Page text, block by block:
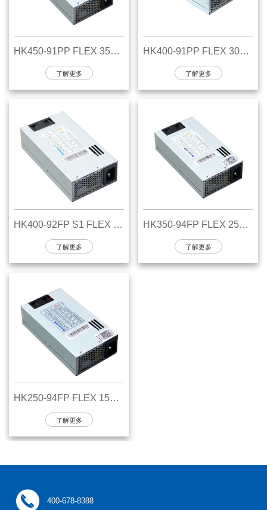
HK450-91PP FLEX 350W电源
了解更多
HK400-91PP FLEX 300W电源
了解更多
HK400-92FP S1 FLEX 300W电源
了解更多
HK350-94FP FLEX 250W电源
了解更多
HK250-94FP FLEX 150W电源
了解更多
400-678-8388